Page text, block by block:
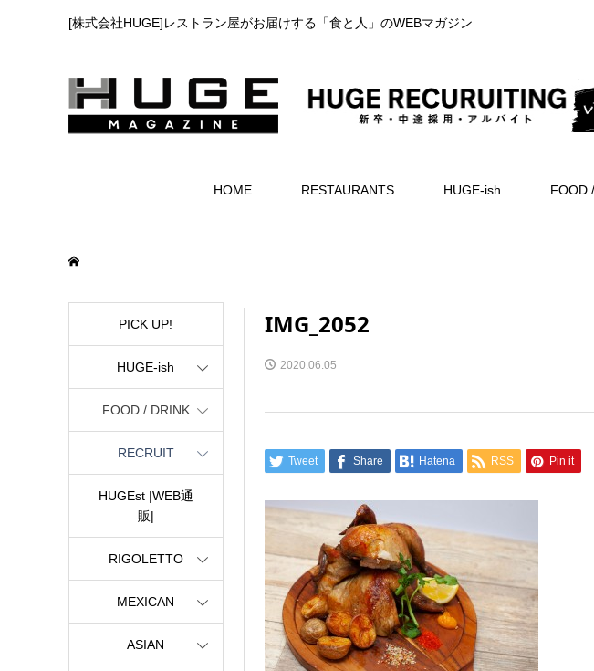
[株式会社HUGE]レストラン屋がお届けする「食と人」のWEBマガジン
HOME RESTAURANTS HUGE-ish FOOD
IMG_2052
2020.06.05
Tweet Share Hatena RSS Pin it
PICK UP!
HUGE-ish
FOOD / DRINK
RECRUIT
HUGEst |WEB通
販|
RIGOLETTO
MEXICAN
ASIAN